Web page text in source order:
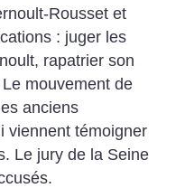
Rousset et
: juger les
rapatrier son
mouvement de
anciens
viennent témoigner
Le jury de la Seine